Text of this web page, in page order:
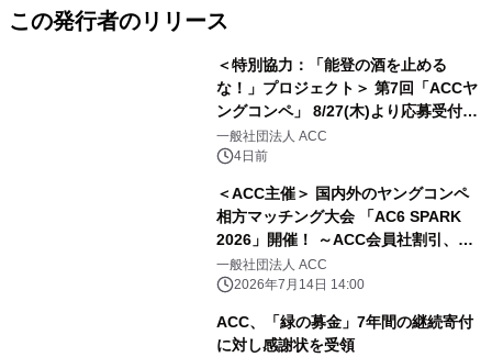
この発行者のリリース
＜特別協力：「能登の酒を止める
な！」プロジェクト＞ 第7回「ACCヤ
ングコンペ」 8/27(木)より応募受付開
始 U30の若い世代からアイデアを募
集！
一般社団法人 ACC
4日前
＜ACC主催＞ 国内外のヤングコンペ
相方マッチング大会 「AC6 SPARK
2026」開催！ ～ACC会員社割引、先
着割引あり！8/4(火)、8/7(金)の2日間
～
一般社団法人 ACC
2026年7月14日 14:00
ACC、「緑の募金」7年間の継続寄付
に対し感謝状を受領